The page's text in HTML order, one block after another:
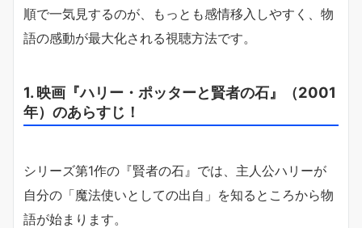
順で一気見するのが、もっとも感情移入しやすく、物
語の感動が最大化される視聴方法です。
1. 映画『ハリー・ポッターと賢者の石』（2001
年）のあらすじ！
シリーズ第1作の『賢者の石』では、主人公ハリーが
自分の「魔法使いとしての出自」を知るところから物
語が始まります。